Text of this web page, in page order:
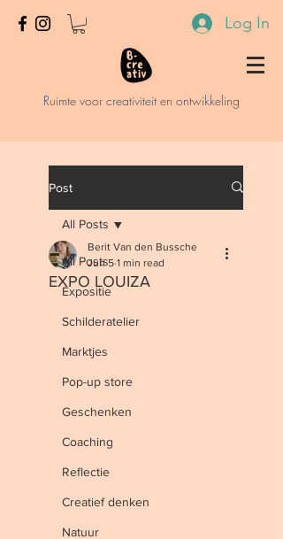
Log In
Ruimte voor creativiteit en ontwikkeling
Post
All Posts
Expositie
Schilderatelier
Marktjes
Pop-up store
Geschenken
Coaching
Reflectie
Creatief denken
Natuur
All Posts
EXPO LOUIZA
Berit Van den Bussche
Jun 5 1 min read